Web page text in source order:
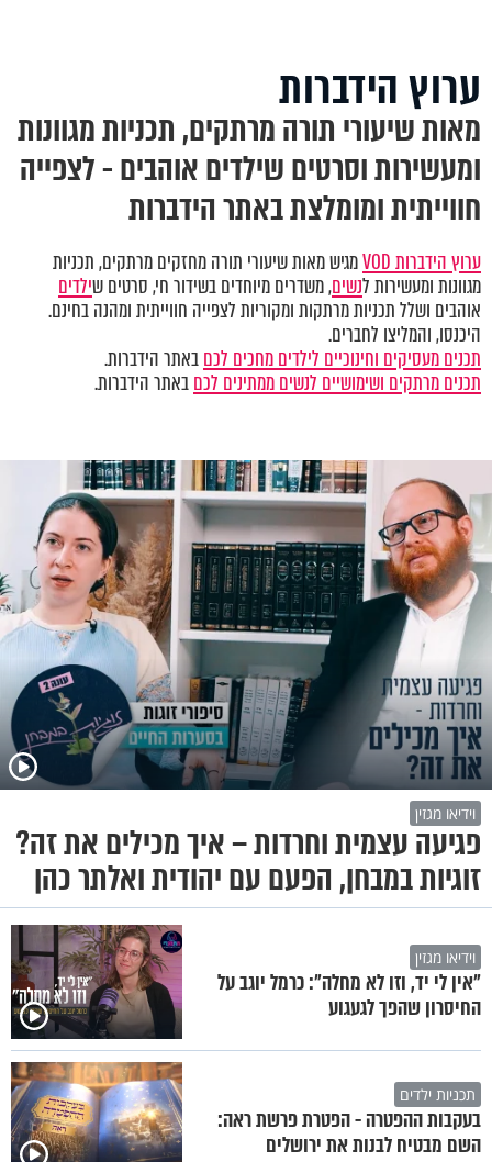
ערוץ הידברות
מאות שיעורי תורה מרתקים, תכניות מגוונות
ומעשירות וסרטים שילדים אוהבים - לצפייה
חווייתית ומומלצת באתר הידברות
ערוץ הידברות VOD
מגיש מאות שיעורי תורה מחזקים מרתקים, תכניות
מגוונות ומעשירות לנשים, משדרים מיוחדים בשידור חי, סרטים שילדים
אוהבים ושלל תכניות מרתקות ומקוריות לצפייה חווייתית ומהנה בחינם.
היכנסו, והמליצו לחברים.
תכנים מעסיקים וחינוכיים לילדים מחכים לכםבאתר הידברות.
תכנים מרתקים ושימושיים לנשים ממתינים לכםבאתר הידברות.
וידיאו מגזין
פגיעה עצמית וחרדות – איך מכילים את זה?
זוגיות במבחן, הפעם עם יהודית ואלתר כהן
וידיאו מגזין
"אין לי יד, וזו לא מחלה": כרמל יוגב על
החיסרון שהפך לגעגוע
תכניות ילדים
בעקבות ההפטרה - הפטרת פרשת ראה:
השם מבטיח לבנות את ירושלים